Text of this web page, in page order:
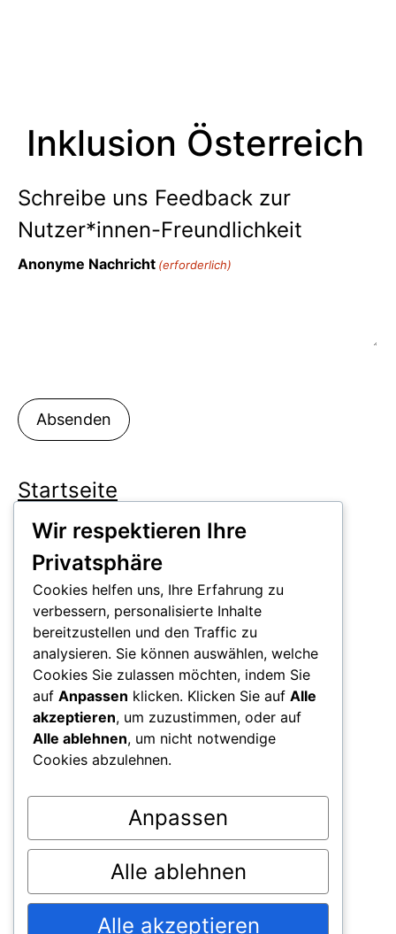
Inklusion Österreich
Schreibe uns Feedback zur
Nutzer*innen-Freundlichkeit
Anonyme Nachricht (erforderlich)
Startseite
Spenden
Neuigkeiten
Mission
Kontakt
Team
Partner*in werden
Presse
Impressum
© 2026 Verein Inklusion Österreich. Alle Rechte
vorbehalten.
Wir respektieren Ihre
Privatsphäre
Cookies helfen uns, Ihre Erfahrung zu
verbessern, personalisierte Inhalte
bereitzustellen und den Traffic zu
analysieren. Sie können auswählen, welche
Cookies Sie zulassen möchten, indem Sie
auf Anpassen klicken. Klicken Sie auf Alle
akzeptieren, um zuzustimmen, oder auf
Alle ablehnen, um nicht notwendige
Cookies abzulehnen.
Anpassen
Alle ablehnen
Alle akzeptieren